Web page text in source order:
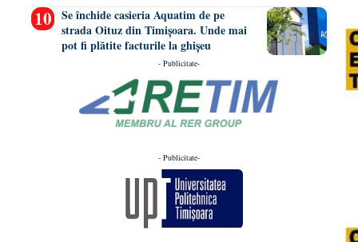
Se închide casieria Aquatim de pe
strada Oituz din Timișoara. Unde mai
pot fi plătite facturile la ghișeu
- Publicitate-
- Publicitate-